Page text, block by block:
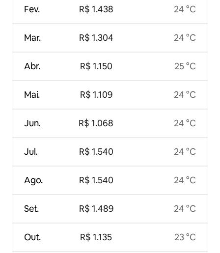
Fev.
Mar.
Abr.
Mai.
Jun.
Jul.
Ago.
Set.
Out.
R$ 1.438
R$ 1.304
R$ 1.150
R$ 1.109
R$ 1.068
R$ 1.540
R$ 1.540
R$ 1.489
R$ 1.135
24 °C
24 °C
25 °C
24 °C
24 °C
24 °C
24 °C
24 °C
23 °C